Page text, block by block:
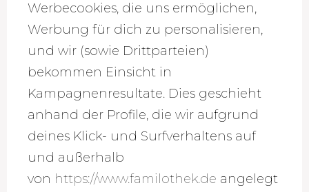
Werbecookies, die uns ermöglichen,
Werbung für dich zu personalisieren,
und wir (sowie Drittparteien)
bekommen Einsicht in
Kampagnenresultate. Dies geschieht
anhand der Profile, die wir aufgrund
deines Klick- und Surfverhaltens auf
und außerhalb
von https://www.familothek.de angelegt